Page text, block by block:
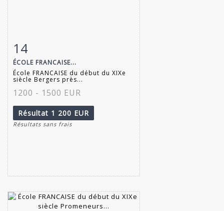
Fiche détaillée
14
ÉCOLE FRANCAISE...
École FRANCAISE du début du XIXe
siècle Bergers près...
1200 - 1500 EUR
Résultat 1 200 EUR
Résultats sans frais